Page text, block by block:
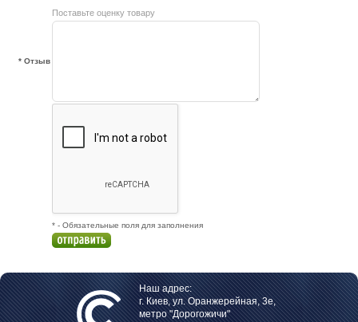
Поставьте оценку товару
* Отзыв
* - Обязательные поля для заполнения
Наш адрес:
г. Киев, ул. Оранжерейная, 3е,
метро "Дорогожичи"